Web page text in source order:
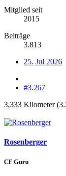
Mitglied seit
2015
Beiträge
3.813
25. Jul 2026
#3.267
3,333 Kilometer
Rosenberger
CF Guru